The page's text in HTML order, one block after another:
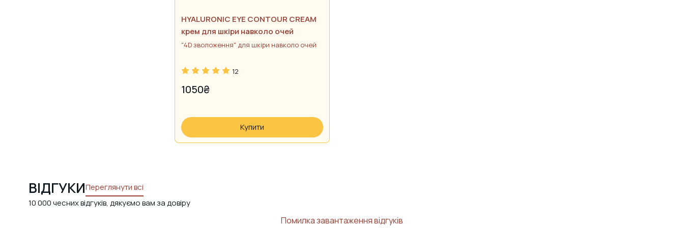
HYALURONIC EYE CONTOUR CREAM
крем для шкіри навколо очей
"4D зволоження" для шкіри навколо очей
12
1050₴
Купити
ВІДГУКИПереглянути всі
10 000 чесних відгуків, дякуємо вам за довіру
Помилка завантаження відгуків